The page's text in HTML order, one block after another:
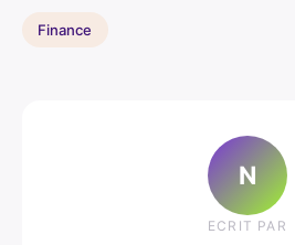
Finance
N
ECRIT PAR